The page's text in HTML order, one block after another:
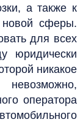
а также к
новой сферы.
для всех
юридически
никакое
невозможно,
оператора